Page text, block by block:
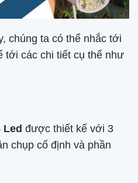
chúng ta có thể nhắc tới
tới các chi tiết cụ thể như
Led được thiết kế với 3
chụp cố định và phần